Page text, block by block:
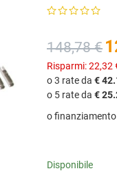
148,78 €
Risparmi:22,32
o 3 rate da €
o 5 rate da €
o
Disponibile